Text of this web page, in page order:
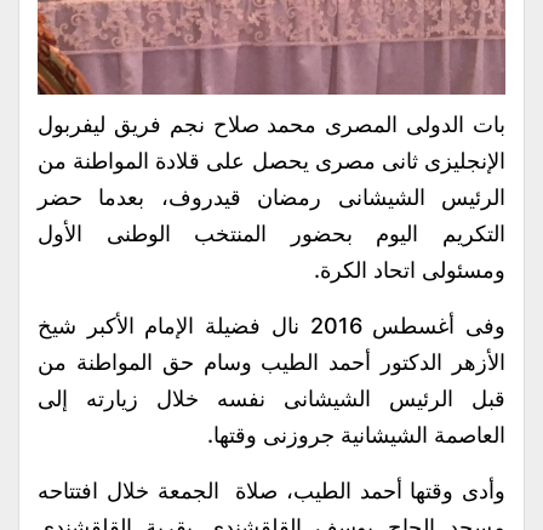
بات الدولى المصرى محمد صلاح نجم فريق ليفربول
الإنجليزى ثانى مصرى يحصل على قلادة المواطنة من
الرئيس الشيشانى رمضان قيدروف، بعدما حضر
التكريم اليوم بحضور المنتخب الوطنى الأول
ومسئولى اتحاد الكرة.
وفى أغسطس 2016 نال فضيلة الإمام الأكبر شيخ
الأزهر الدكتور أحمد الطيب وسام حق المواطنة من
قبل الرئيس الشيشانى نفسه خلال زيارته إلى
العاصمة الشيشانية جروزنى وقتها.
وأدى وقتها أحمد الطيب، صلاة الجمعة خلال افتتاحه